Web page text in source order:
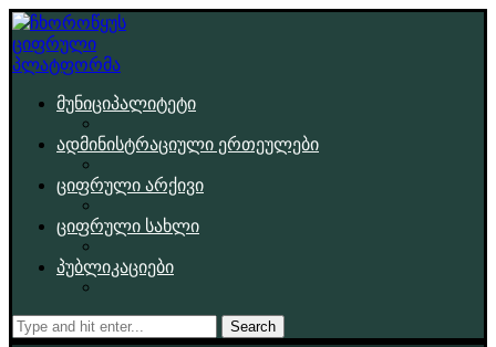
მუნიციპალიტეტი
ადმინისტრაციული ერთეულები
ციფრული არქივი
ციფრული სახლი
პუბლიკაციები
Search